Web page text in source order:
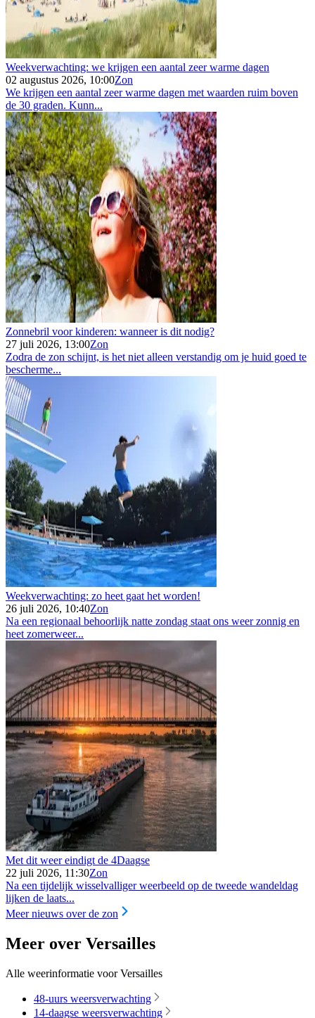
Weekverwachting: we krijgen een aantal zeer warme dagen
02 augustus 2026, 10:00Zon
We krijgen een aantal zeer warme dagen met waarden ruim boven
de 30 graden. Kunn...
Zonnebril voor kinderen: wanneer is dit nodig?
27 juli 2026, 13:00Zon
Zodra de zon schijnt, is het niet alleen verstandig om je huid goed te
bescherme...
Weekverwachting: zo heet gaat het worden!
26 juli 2026, 10:40Zon
Na een regionaal behoorlijk natte zondag staat ons weer zonnig en
heet zomerweer...
Met dit weer eindigt de 4Daagse
22 juli 2026, 11:30Zon
Na een tijdelijk wisselvalliger weerbeeld op de tweede wandeldag
lijken de laats...
Meer nieuws over de zon
Meer over Versailles
Alle weerinformatie voor Versailles
48-uurs weersverwachting
14-daagse weersverwachting